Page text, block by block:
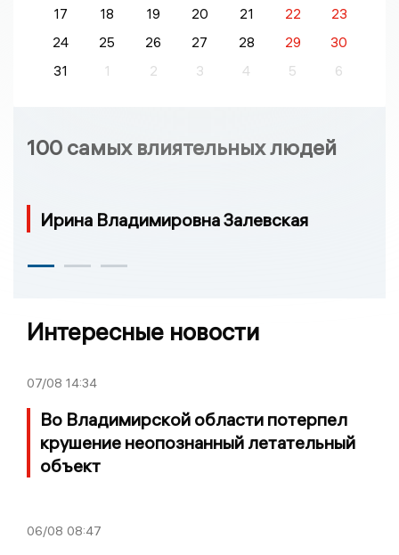
17
18 19 20 21 22
23
24
25 26 27 28 29
30
31
1 2 3 4 5 6
100 самых влиятельных людей
Ирина Владимировна Залевская
Интересные новости
07/08 14:34
Во Владимирской области потерпел
крушение неопознанный летательный
объект
06/08 08:47